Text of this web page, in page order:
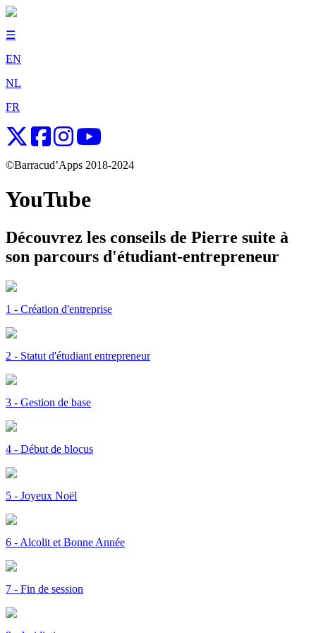
☰
EN
NL
FR
©Barracud’Apps 2018-2024
YouTube
Découvrez les conseils de Pierre suite à
son parcours d'étudiant-entrepreneur
1 - Création d'entreprise
2 - Statut d'étudiant entrepreneur
3 - Gestion de base
4 - Début de blocus
5 - Joyeux Noël
6 - Alcolit et Bonne Année
7 - Fin de session